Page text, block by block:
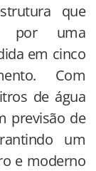
que
por uma
em cinco
Com
de água
previsão de
um
e moderno